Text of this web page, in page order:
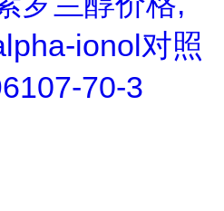
ionol对照
70-3